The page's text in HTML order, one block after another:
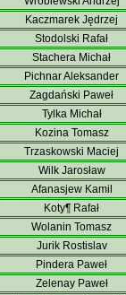
Kaczmarek Jędrzej
Stodolski Rafał
Stachera Michał
Pichnar Aleksander
Zagdański Paweł
Tylka Michał
Kozina Tomasz
Trzaskowski Maciej
Wilk Jarosław
Afanasjew Kamil
Koty¶ Rafał
Wolanin Tomasz
Jurik Rostislav
Pindera Paweł
Zelenay Paweł